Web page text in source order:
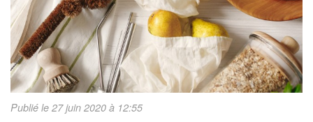
Publié le 27 juin 2020 à 12:55